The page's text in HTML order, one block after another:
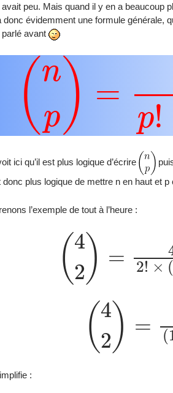
peu. Mais quand il y en a beaucoup
donc évidemment une formule générale,
parlé avant
(np)=
ici qu’il est plus logique d’écrire
donc plus logique de mettre n en haut et
l’exemple de tout à l’heure :
(42 ×
×
(42)
: